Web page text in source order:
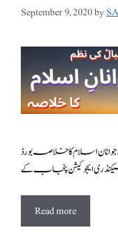
September 9, 2020by
اسلام کا خلاصہ بورڈ
Read more